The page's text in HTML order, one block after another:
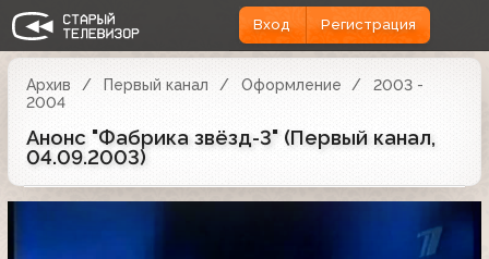
Вход Регистрация
Архив Первый канал Оформление
2003 -
2004
Анонс "Фабрика звёзд-3" (Первый канал,
04.09.2003)